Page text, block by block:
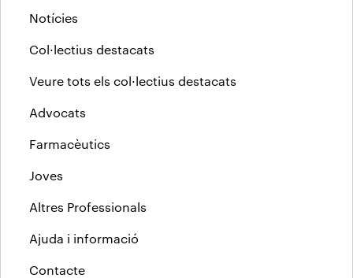
Notícies
Col·lectius destacats
Veure tots els col·lectius destacats
Advocats
Farmacèutics
Joves
Altres Professionals
Ajuda i informació
Contacte